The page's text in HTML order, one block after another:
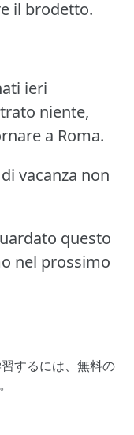
il brodetto.
ieri
niente,
a Roma.
vacanza non
questo
nel prossimo
するには、 無料の
。